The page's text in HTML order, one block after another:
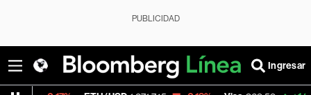
PUBLICIDAD
Ingresar